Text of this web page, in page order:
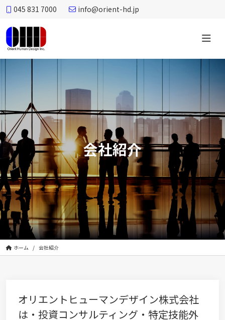
045 831 7000 info@orient-hd.jp
オ
ヒ
ュ
ー
マ
ン
デ
ザ
イ
ン
株
式
会
Orient
Human
会社紹介
ホーム 会社紹介
オリエントヒューマンデザイン株式会社
は・投資コンサルティング・特定技能外